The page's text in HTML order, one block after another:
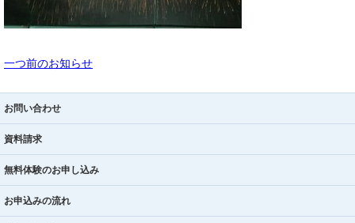
一つ前のお知らせ
お問い合わせ
資料請求
無料体験のお申し込み
お申込みの流れ